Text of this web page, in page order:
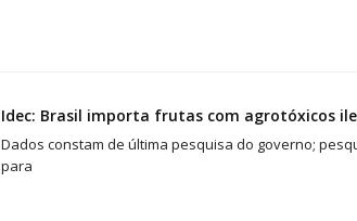
Idec: Brasil importa frutas com agrotóxicos
Dados constam de última pesquisa do governo;
para